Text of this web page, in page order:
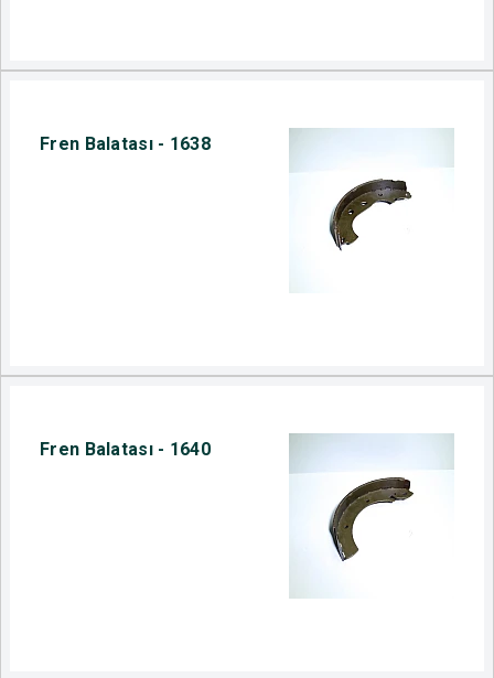
Fren Balatası - 1638
Fren Balatası - 1640